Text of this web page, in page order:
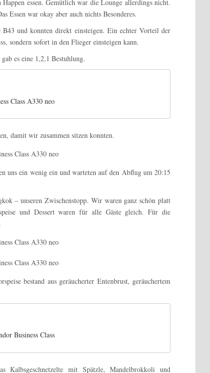
essen. Gemütlich war die Lounge allerdings nicht.
Essen war okay aber auch nichts Besonderes.
und konnten direkt einsteigen. Ein echter Vorteil der
sondern sofort in den Flieger einsteigen kann.
es eine 1,2,1 Bestuhlung.
Class A330 neo
damit wir zusammen sitzen konnten.
uns ein wenig ein und warteten auf den Abflug um 20:15
– unseren Zwischenstopp. Wir waren ganz schön platt
und Dessert waren für alle Gäste gleich. Für die
bestand aus geräucherter Entenbrust, geräuchertem
Business Class
mit Spätzle, Mandelbrokkoli und